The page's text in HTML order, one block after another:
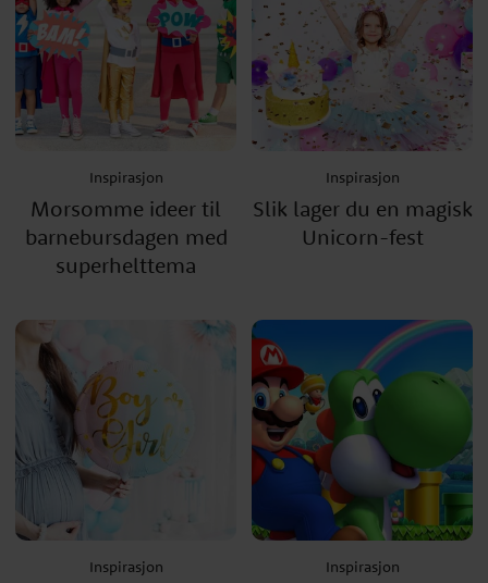
Inspirasjon
Morsomme ideer til
barnebursdagen med
superhelttema
Inspirasjon
Slik lager du en magisk
Unicorn-fest
Inspirasjon Inspirasjon